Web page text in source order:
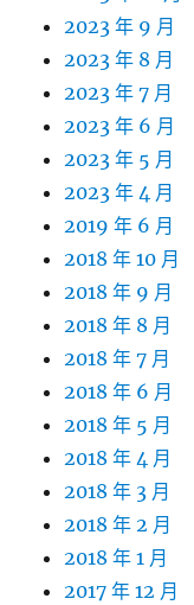
2023 年 9 月
2023 年 8 月
2023 年 7 月
2023 年 6 月
2023 年 5 月
2023 年 4 月
2019 年 6 月
2018 年 10 月
2018 年 9 月
2018 年 8 月
2018 年 7 月
2018 年 6 月
2018 年 5 月
2018 年 4 月
2018 年 3 月
2018 年 2 月
2018 年 1 月
2017 年 12 月